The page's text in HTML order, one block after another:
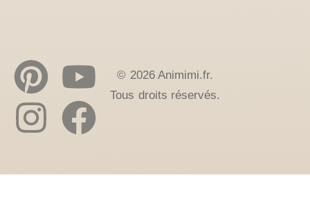
© 2026 Animimi.fr.
Tous droits réservés.